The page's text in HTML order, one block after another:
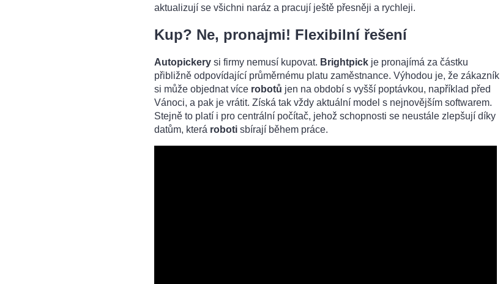
aktualizují se všichni naráz a pracují ještě přesněji a rychleji.
Kup? Ne, pronajmi! Flexibilní řešení
Autopickery si firmy nemusí kupovat. Brightpick je pronajímá za částku
přibližně odpovídající průměrnému platu zaměstnance. Výhodou je, že zákazník
si může objednat více robotů jen na období s vyšší poptávkou, například před
Vánoci, a pak je vrátit. Získá tak vždy aktuální model s nejnovějším softwarem.
Stejně to platí i pro centrální počítač, jehož schopnosti se neustále zlepšují díky
datům, která roboti sbírají během práce.